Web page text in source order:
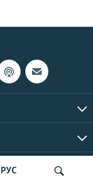
РУС
права застережено.